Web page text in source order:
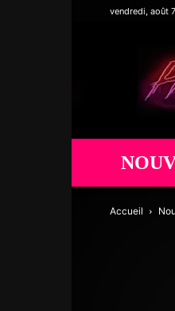
vendredi, août
Accueil